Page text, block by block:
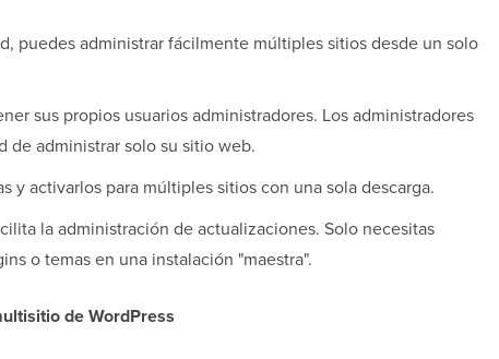
puedes administrar fácilmente múltiples sitios desde un solo
sus propios usuarios administradores. Los administradores
de administrar solo su sitio web.
y activarlos para múltiples sitios con una sola descarga.
la administración de actualizaciones. Solo necesitas
o temas en una instalación "maestra".
de WordPress